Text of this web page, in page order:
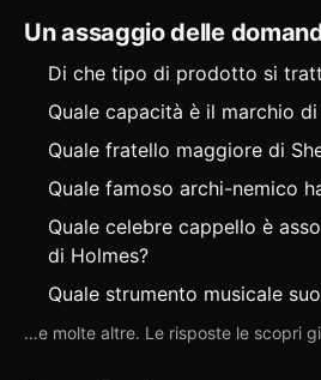
Un assaggio delle
Di che tipo di prodotto si
Quale capacità è il marchio
Quale fratello maggiore di
Quale famoso archi-nemico
Quale celebre cappello è
di Holmes?
Quale strumento musicale
…e molte altre. Le risposte le scopri